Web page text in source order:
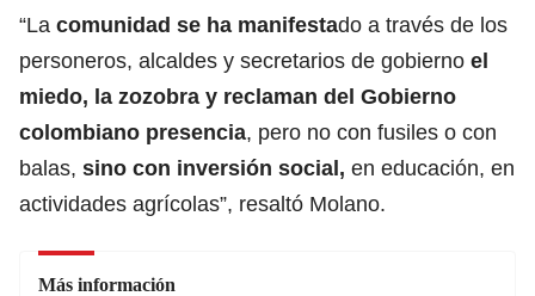
“La comunidad se ha manifestado a través de los
personeros, alcaldes y secretarios de gobierno el
miedo, la zozobra y reclaman del Gobierno
colombiano presencia, pero no con fusiles o con
balas, sino con inversión social, en educación, en
actividades agrícolas”, resaltó Molano.
Más información